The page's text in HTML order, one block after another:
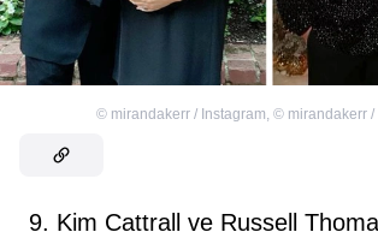
© mirandakerr / Instagram, © mirandakerr /
9. Kim Cattrall ve Russell